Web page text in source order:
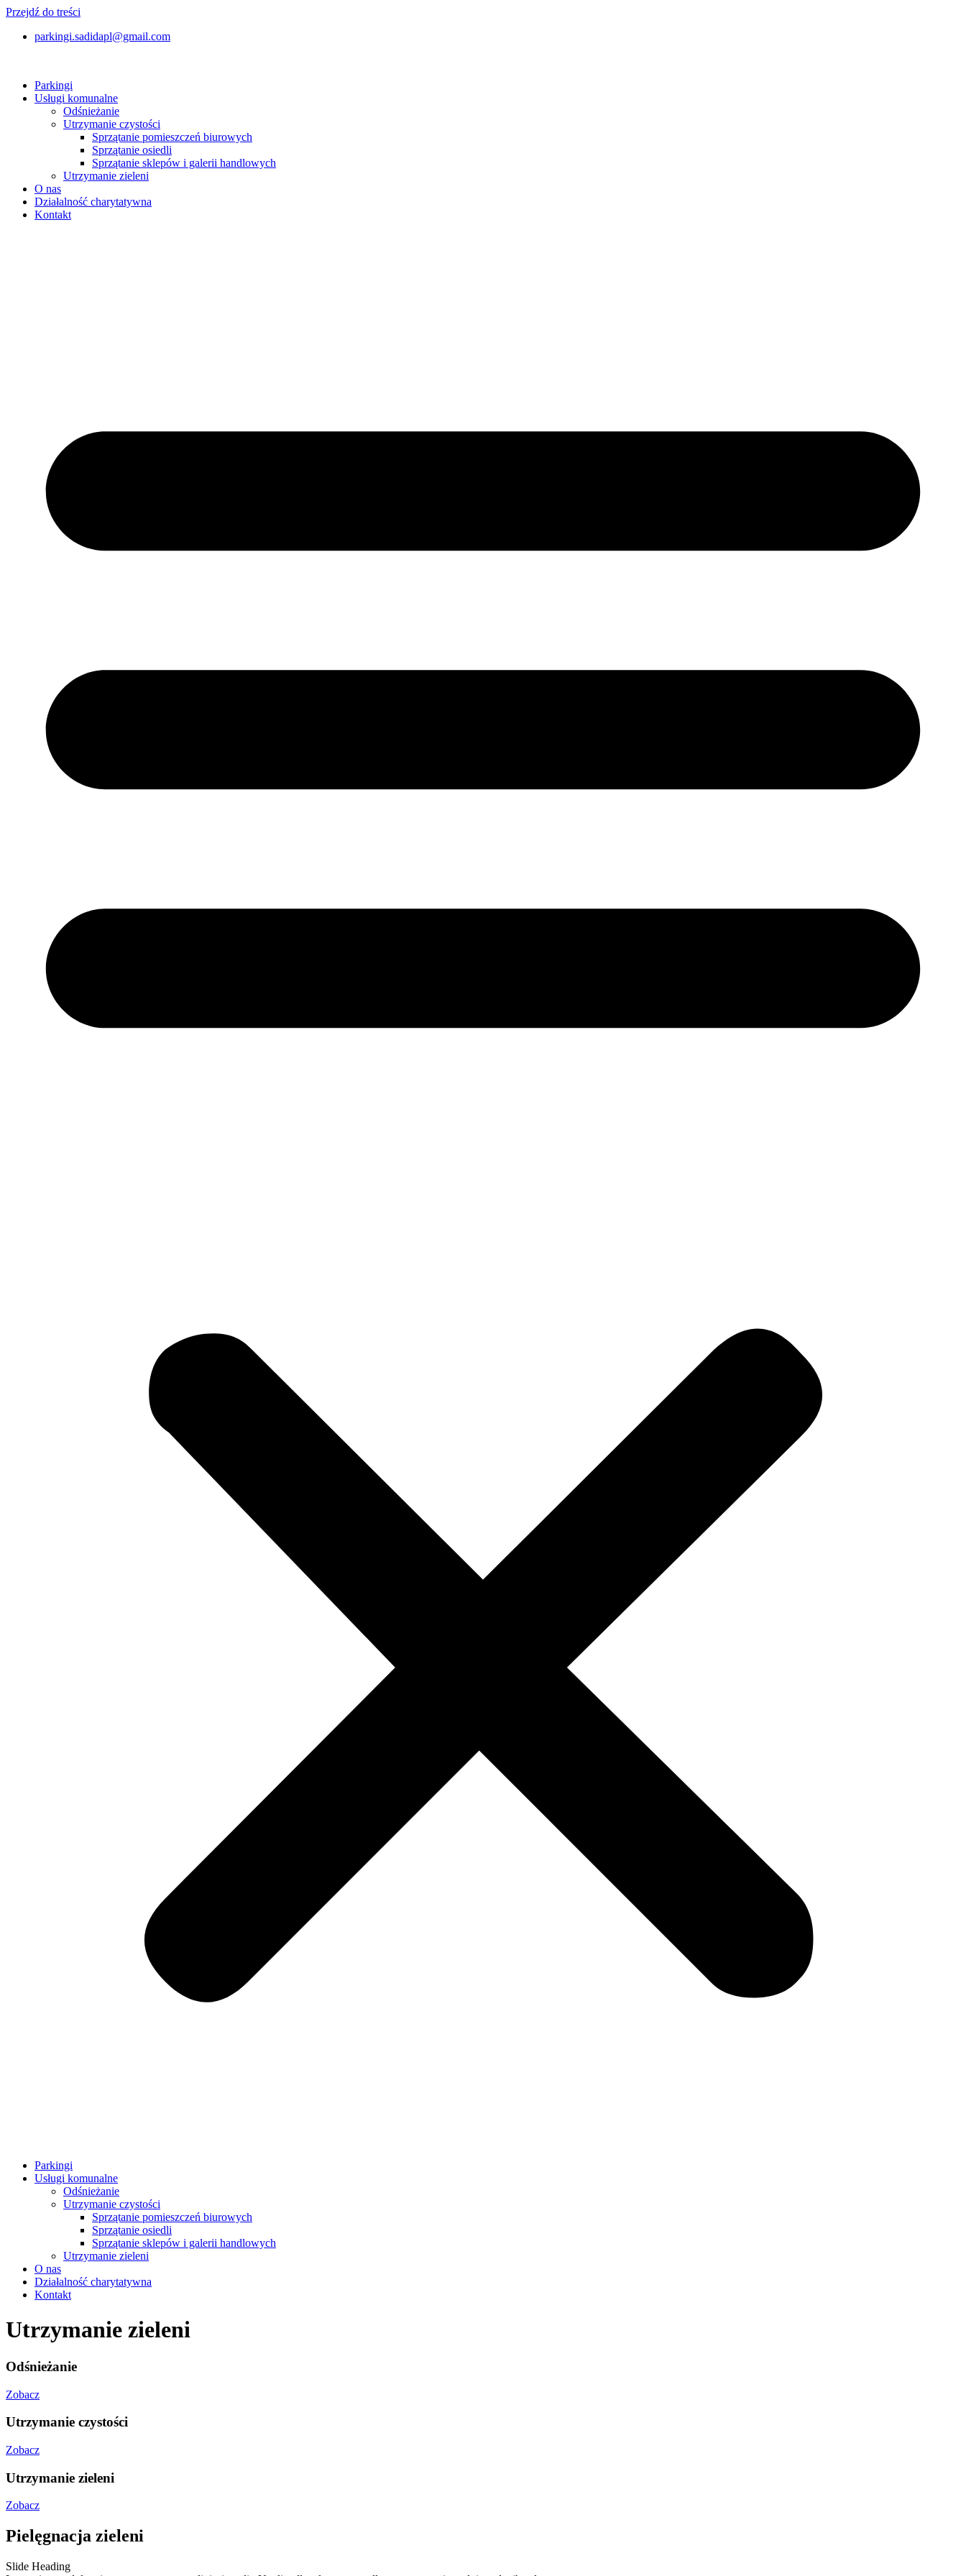
Przejdź do treści
parkingi.sadidapl@gmail.com
Parkingi
Usługi komunalne
Odśnieżanie
Utrzymanie czystości
Sprzątanie pomieszczeń biurowych
Sprzątanie osiedli
Sprzątanie sklepów i galerii handlowych
Utrzymanie zieleni
O nas
Działalność charytatywna
Kontakt
Parkingi
Usługi komunalne
Odśnieżanie
Utrzymanie czystości
Sprzątanie pomieszczeń biurowych
Sprzątanie osiedli
Sprzątanie sklepów i galerii handlowych
Utrzymanie zieleni
O nas
Działalność charytatywna
Kontakt
Utrzymanie zieleni
Odśnieżanie
Zobacz
Utrzymanie czystości
Zobacz
Utrzymanie zieleni
Zobacz
Pielęgnacja zieleni
Slide Heading